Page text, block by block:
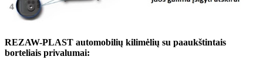
REZAW-PLAST automobilių kilimėlių su paaukštintais
borteliais privalumai: